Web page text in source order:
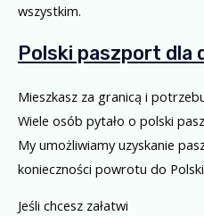
wszystkim.
Polski paszport dla
Mieszkasz za granicą i
Wiele osób pytało o polski
My umożliwiamy uzyskanie
konieczności powrotu do
Jeśli chcesz załatwi